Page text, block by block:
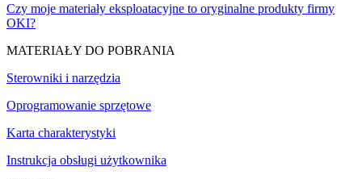
Czy moje materiały eksploatacyjne to oryginalne produkty firmy
OKI?
MATERIAŁY DO POBRANIA
Sterowniki i narzędzia
Oprogramowanie sprzętowe
Karta charakterystyki
Instrukcja obsługi użytkownika